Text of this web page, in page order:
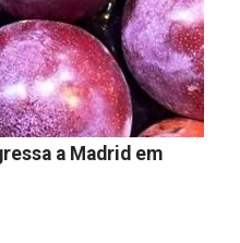
a Madrid em